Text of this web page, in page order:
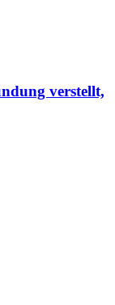
verstellt,